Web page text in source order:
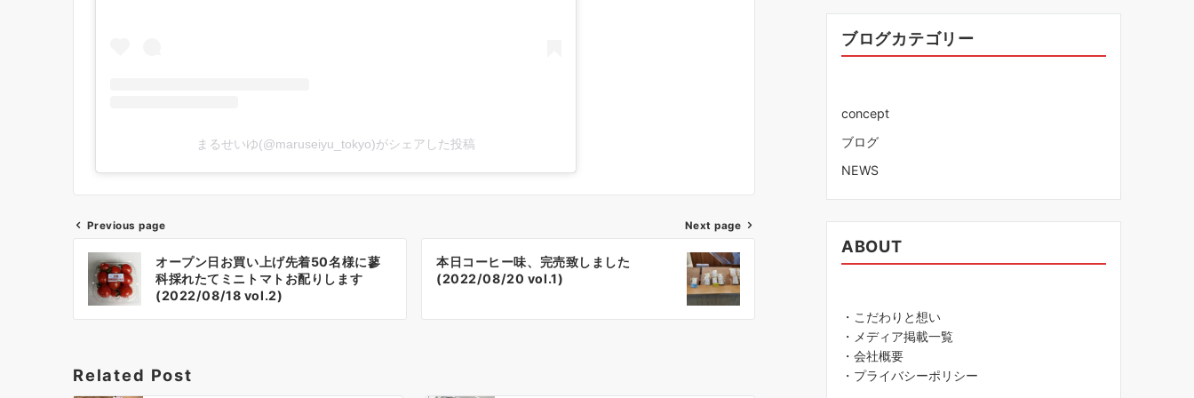
まるせいゆ(@maruseiyu_tokyo)がシェアした投稿
シ
Previous page
オープン日お買い上げ先着50名様に蓼
科採れたてミニトマトお配りします
(2022/08/18 vol.2)
Next page
本日コーヒー味、完売致しました
(2022/08/20 vol.1)
Related Post
ブログカテゴリー
concept
ブログ
NEWS
ABOUT
・こだわりと想い
・メディア掲載一覧
・会社概要
・プライバシーポリシー